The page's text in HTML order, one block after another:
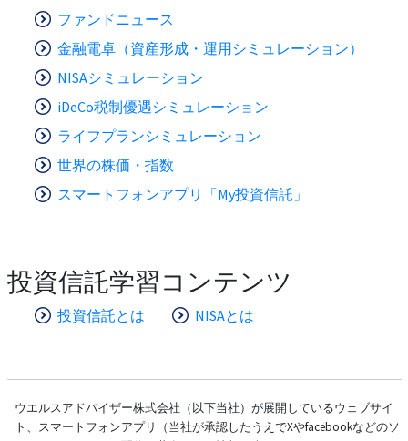
ファンドニュース
金融電卓（資産形成・運用シミュレーション）
NISAシミュレーション
iDeCo税制優遇シミュレーション
ライフプランシミュレーション
世界の株価・指数
スマートフォンアプリ「My投資信託」
投資信託学習コンテンツ
投資信託とは NISAとは
ウエルスアドバイザー株式会社（以下当社）が展開しているウェブサイ
ト、スマートフォンアプリ（当社が承認したうえでXやfacebookなどのソ